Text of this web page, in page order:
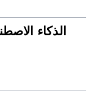
الذكاء